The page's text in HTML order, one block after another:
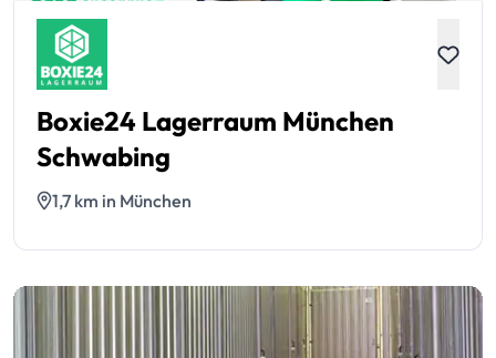
Boxie24 Lagerraum München
Schwabing
1,7 km in München